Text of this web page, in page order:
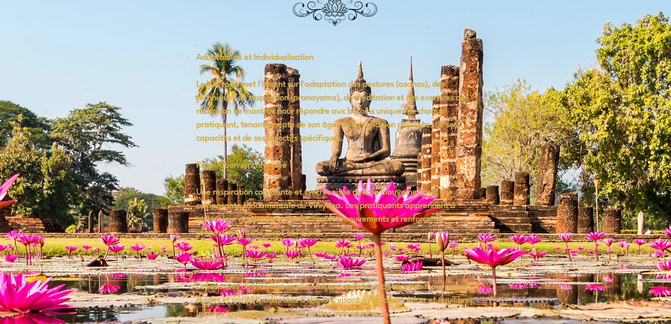
Adaptabilité et Individualisation
Le Viniyoga met l'accent sur l'adaptation des postures (asanas), des
techniques de respiration (pranayama), de méditation et des exercices de
récitation de mantras pour répondre aux besoins uniques de chaque
pratiquant, tenant compte de son âge, de sa condition physique, de ses
capacités et de ses objectifs spécifiques.
Respiration synchronisée
Une respiration consciente et synchronisée avec le mouvement est une
composante fondamentale du Viniyoga. Les pratiquants apprennent à
utiliser leur respiration pour faciliter les mouvements et renforcer la
connexion entre le corps et l'esprit.
Séquences dynamiques et variées
Les séances de Viniyoga impliquent souvent des séquences de mouvements
fluides et variées, adaptées à chacun, visant à renforcer, étirer et équilibrer
le corps tout en respectant les limites individuelles.